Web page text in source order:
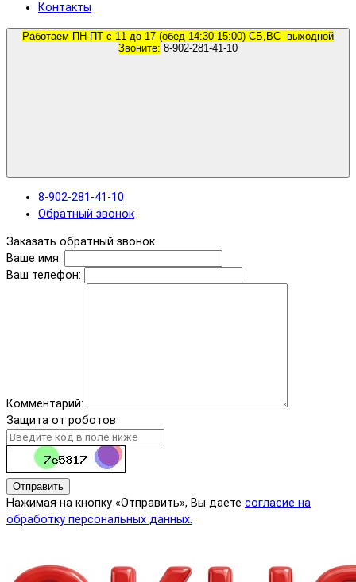
Контакты
Работаем ПН-ПТ с 11 до 17 (обед 14:30-15:00) СБ,ВС -выходной
Звоните:
8-902-281-41-10
Обратный звонок
Заказать обратный звонок
Ваше имя:
Ваш телефон:
Комментарий:
Защита от роботов
Отправить
Нажимая на кнопку «Отправить», Вы даете согласие на
обработку персональных данных.